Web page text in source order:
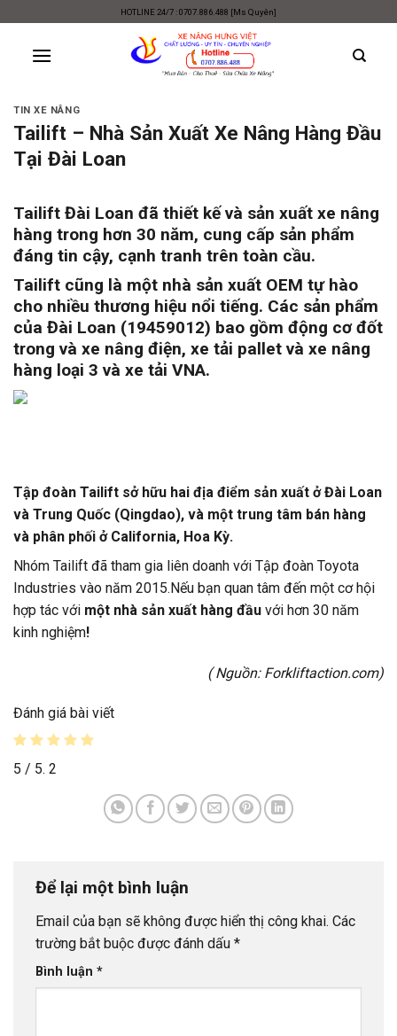
content
HOTLINE 24/7 : 0707.886.488 [Ms Quyên]
TIN XE NÂNG
Tailift – Nhà Sản Xuất Xe Nâng Hàng Đầu
Tại Đài Loan
Tailift Đài Loan đã thiết kế và sản xuất xe nâng
hàng trong hơn 30 năm, cung cấp sản phẩm
đáng tin cậy, cạnh tranh trên toàn cầu.
Tailift cũng là một nhà sản xuất OEM tự hào
cho nhiều thương hiệu nổi tiếng. Các sản phẩm
của Đài Loan (19459012) bao gồm động cơ đốt
trong và xe nâng điện, xe tải pallet và xe nâng
hàng loại 3 và xe tải VNA.
Tập đoàn Tailift sở hữu hai địa điểm sản xuất ở Đài Loan
và Trung Quốc (Qingdao), và một trung tâm bán hàng
và phân phối ở California, Hoa Kỳ.
Nhóm Tailift đã tham gia liên doanh với Tập đoàn Toyota
Industries vào năm 2015.Nếu bạn quan tâm đến một cơ hội
hợp tác với một nhà sản xuất hàng đầu với hơn 30 năm
kinh nghiệm!
( Nguồn: Forkliftaction.com)
Đánh giá bài viết
5 / 5. 2
Để lại một bình luận
Email của bạn sẽ không được hiển thị công khai. Các
trường bắt buộc được đánh dấu *
Bình luận *